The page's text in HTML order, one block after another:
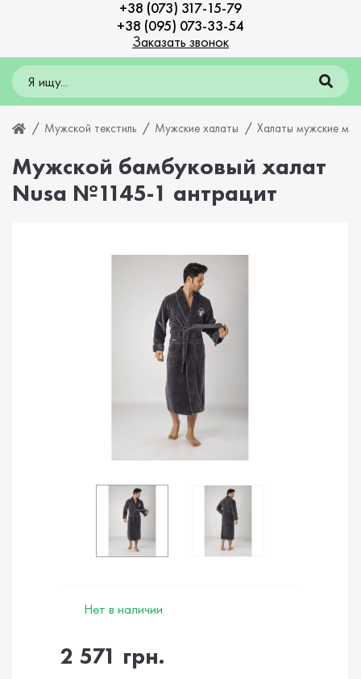
+38 (073) 317-15-79
+38 (095) 073-33-54
Заказать звонок
Мужской текстиль Мужские халаты Халаты мужские
Мужской бамбуковый халат
Nusa №1145-1 антрацит
Нет в наличии
2 571 грн.